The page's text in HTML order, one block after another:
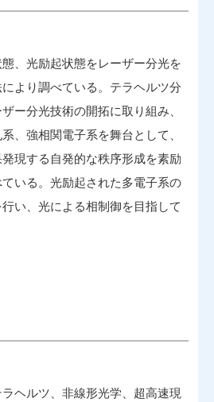
、光励起状態をレーザー分光を
より調べている。テラヘルツ分
ー分光技術の開拓に取り組み、
、強相関電子系を舞台として、
現する自発的な秩序形成を素励
いる。光励起された多電子系の
い、光による相制御を目指して
ヘルツ、非線形光学、超高速現